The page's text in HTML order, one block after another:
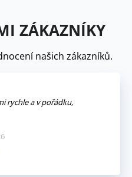
ZÁKAZNÍKY
našich zákazníků.
rychle a v pořádku,